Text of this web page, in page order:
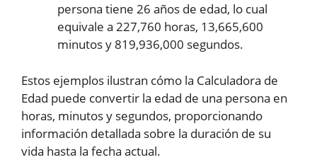
persona tiene 26 años de edad, lo cual
equivale a 227,760 horas, 13,665,600
minutos y 819,936,000 segundos.
Estos ejemplos ilustran cómo la Calculadora de
Edad puede convertir la edad de una persona en
horas, minutos y segundos, proporcionando
información detallada sobre la duración de su
vida hasta la fecha actual.